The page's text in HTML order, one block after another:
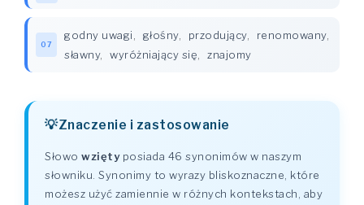
07
godny uwagi, głośny, przodujący, renomowany,
sławny, wyróżniający się, znajomy
Znaczenie i zastosowanie
Słowo wziętyposiada 46 synonimów w naszym
słowniku. Synonimy to wyrazy bliskoznaczne, które
możesz użyć zamiennie w różnych kontekstach, aby